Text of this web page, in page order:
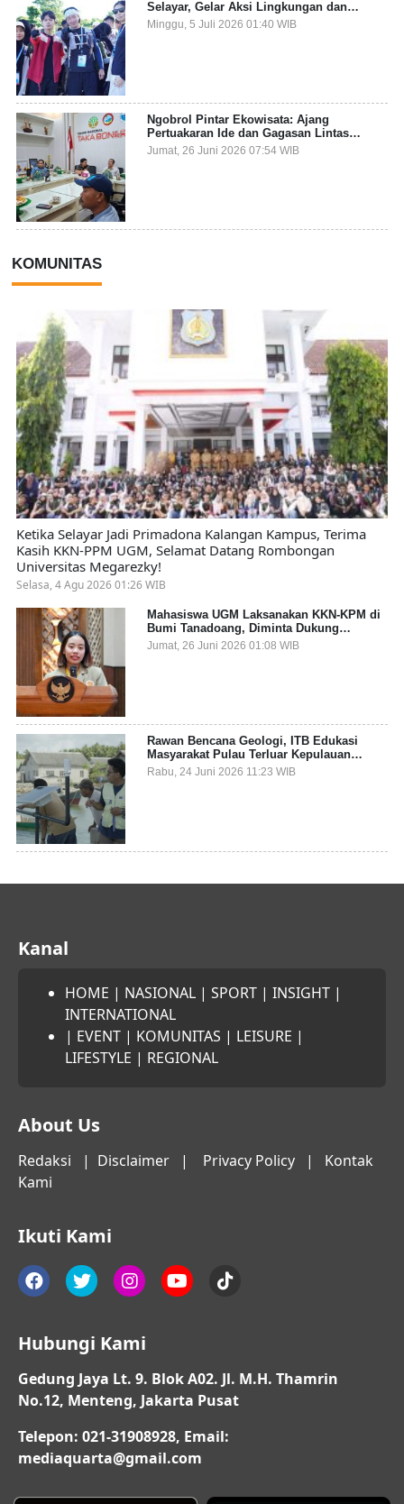
Selayar, Gelar Aksi Lingkungan dan
Dalami Kearifan Lokal Bumi Tanadoang
Minggu, 5 Juli 2026 01:40 WIB
Ngobrol Pintar Ekowisata: Ajang
Pertuakaran Ide dan Gagasan Lintas
Sektor
Jumat, 26 Juni 2026 07:54 WIB
KOMUNITAS
Ketika Selayar Jadi Primadona Kalangan Kampus, Terima
Kasih KKN-PPM UGM, Selamat Datang Rombongan
Universitas Megarezky!
Selasa, 4 Agu 2026 01:26 WIB
Mahasiswa UGM Laksanakan KKN-KPM di
Bumi Tanadoang, Diminta Dukung
Gemerlap dan Beri Solusi pada Persoalan
Sampah Pesisir
Jumat, 26 Juni 2026 01:08 WIB
Rawan Bencana Geologi, ITB Edukasi
Masyarakat Pulau Terluar Kepulauan
Selayar Terkait Mitigasi Berbasis Kawasan
Pesisir
Rabu, 24 Juni 2026 11:23 WIB
Kanal
HOME | NASIONAL | SPORT | INSIGHT |
INTERNATIONAL
| EVENT | KOMUNITAS | LEISURE |
LIFESTYLE | REGIONAL
About Us
Redaksi | Disclaimer | Privacy Policy | Kontak
Kami
Ikuti Kami
Hubungi Kami
Gedung Jaya Lt. 9. Blok A02. Jl. M.H. Thamrin
No.12, Menteng, Jakarta Pusat
Telepon: 021-31908928, Email:
mediaquarta@gmail.com